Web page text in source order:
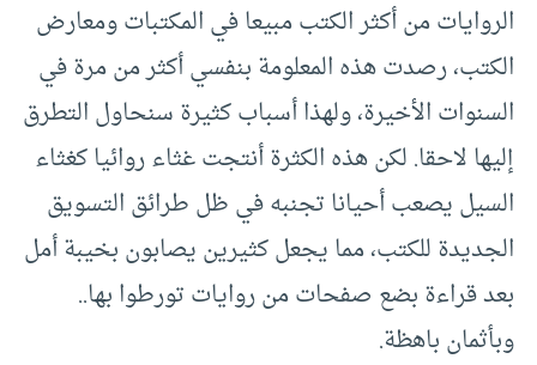
الروايات من أكثر الكتب مبيعا في المكتبات ومعارض
الكتب، رصدت هذه المعلومة بنفسي أكثر من مرة في
السنوات الأخيرة، ولهذا أسباب كثيرة سنحاول التطرق
إليها لاحقا. لكن هذه الكثرة أنتجت غثاء روائيا كغثاء
السيل يصعب أحيانا تجنبه في ظل طرائق التسويق
الجديدة للكتب، مما يجعل كثيرين يصابون بخيبة أمل
بعد قراءة بضع صفحات من روايات تورطوا بها..
وبأثمان باهظة.